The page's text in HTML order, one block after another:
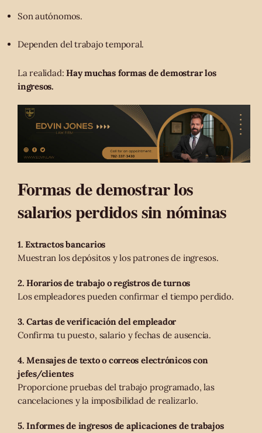
Son autónomos.
Dependen del trabajo temporal.
La realidad:Hay muchas formas de demostrar los
ingresos.
Formas de demostrar los
salarios perdidos sin nóminas
1. Extractos bancarios
Muestran los depósitos y los patrones de ingresos.
2. Horarios de trabajo o registros de turnos
Los empleadores pueden confirmar el tiempo perdido.
3. Cartas de verificación del empleador
Confirma tu puesto, salario y fechas de ausencia.
4. Mensajes de texto o correos electrónicos con
jefes/clientes
Proporcione pruebas del trabajo programado, las
cancelaciones y la imposibilidad de realizarlo.
5. Informes de ingresos de aplicaciones de trabajos